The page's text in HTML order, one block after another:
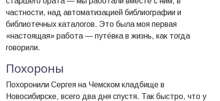
частности, над автоматизацией библиографии и
библиотечных каталогов. Это была моя первая
«настоящая» работа — путёвка в жизнь, как тогда
говорили.
Похороны
Похоронили Сергея на Чемском кладбище в
Новосибирске, всего два дня спустя. Так быстро, что у